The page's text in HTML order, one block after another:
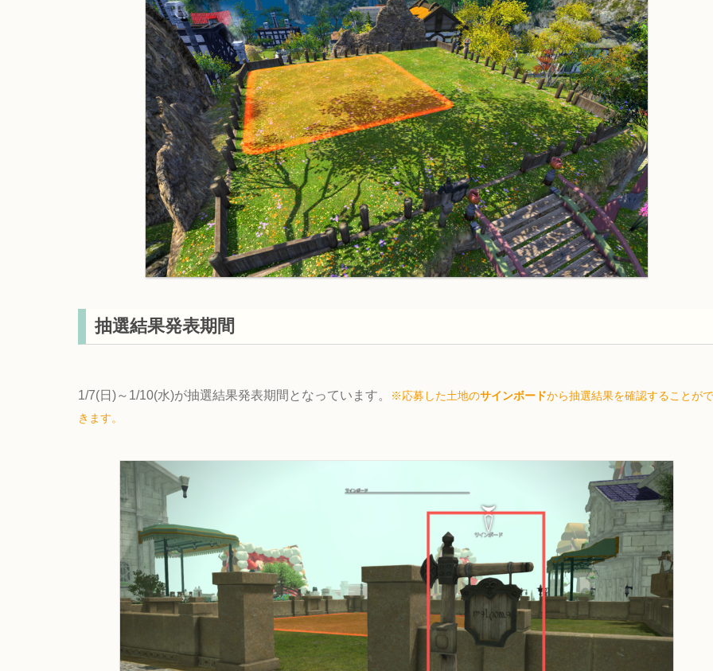
抽選結果発表期間
1/7(日)～1/10(水)が抽選結果発表期間となっています。 ※応募した土地のサインボードから抽選結果を確認することがで
きます。